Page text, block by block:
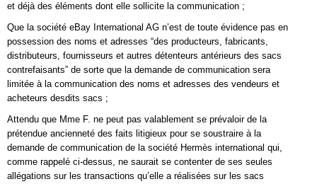
et déjà des éléments dont elle sollicite la communication ;
Que la société eBay International AG n’est de toute évidence pas en
possession des noms et adresses “des producteurs, fabricants,
distributeurs, fournisseurs et autres détenteurs antérieurs des sacs
contrefaisants” de sorte que la demande de communication sera
limitée à la communication des noms et adresses des vendeurs et
acheteurs desdits sacs ;
Attendu que Mme F. ne peut pas valablement se prévaloir de la
prétendue ancienneté des faits litigieux pour se soustraire à la
demande de communication de la société Hermès international qui,
comme rappelé ci-dessus, ne saurait se contenter de ses seules
allégations sur les transactions qu’elle a réalisées sur les sacs